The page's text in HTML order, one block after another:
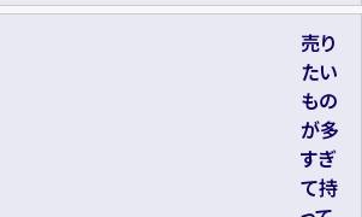
売り
たい
もの
が多
すぎ
て持